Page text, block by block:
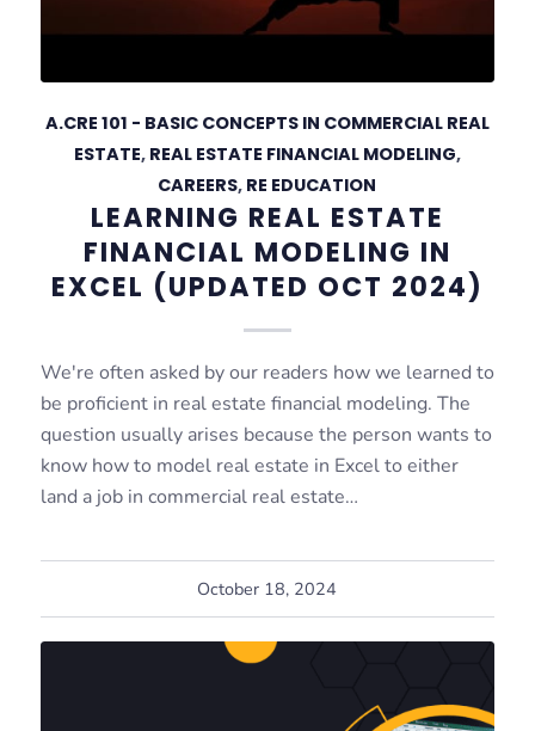
A.CRE 101 - BASIC CONCEPTS IN COMMERCIAL REAL
ESTATE, REAL ESTATE FINANCIAL MODELING,
CAREERS, RE EDUCATION
LEARNING REAL ESTATE
FINANCIAL MODELING IN
EXCEL (UPDATED OCT 2024)
We're often asked by our readers how we learned to
be proficient in real estate financial modeling. The
question usually arises because the person wants to
know how to model real estate in Excel to either
land a job in commercial real estate…
October 18, 2024